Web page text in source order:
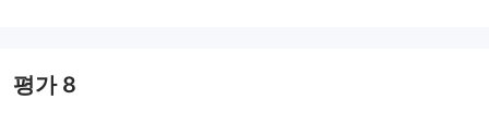
합니다. 규제가 없는 환경에서는 분쟁이나 예기치 않은 문제의 경우
평가8